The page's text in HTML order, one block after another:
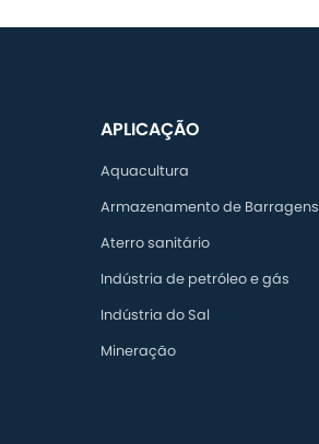
APLICAÇÃO
Aquacultura
Armazenamento de Barragens
Aterro sanitário
Indústria de petróleo e gás
Indústria do Sal
Mineração